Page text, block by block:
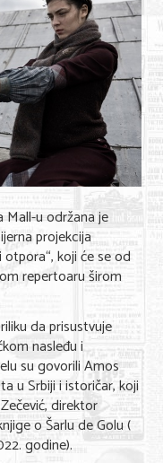
Mall-u održana je
projekcija
koji će se od
repertoaru širom
da prisustvuje
nasleđu i
su govorili Amos
u Srbiji i istoričar, koji
direktor
o Šarlu de Golu (
godine).